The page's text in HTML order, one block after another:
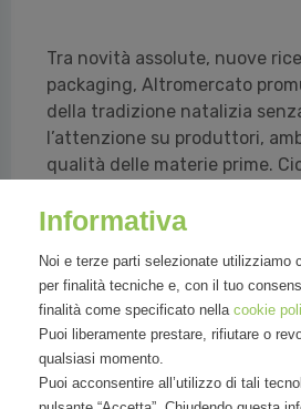
Tra novità assolute, nuove
packaging, Altromercato
della tradizione natalizia
l’attenzione su produttori,
qualità delle materie prime.
che si impegnano nella tutela
Francesco Sicchiero per Altromercato
Leggi tutto
Informativa
Noi e terze parti selezionate utilizziamo
per finalità tecniche e, con il tuo
finalità come specificato nella cookie
Puoi liberamente prestare, rifiutare o
qualsiasi momento.
Puoi acconsentire all’utilizzo di tali